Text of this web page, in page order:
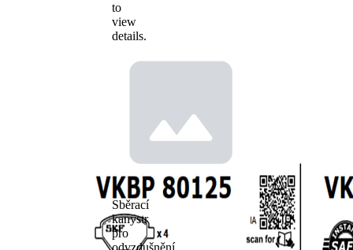
to
view
details.
Sběrací
kanystr
pro
odvzdušnění